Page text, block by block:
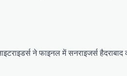
ने फाइनल में सनराइजर्स